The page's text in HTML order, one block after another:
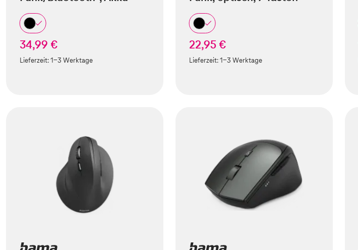
34,99 €
Lieferzeit:1-3 Werktage
22,95 €
Lieferzeit:1-3 Werktage